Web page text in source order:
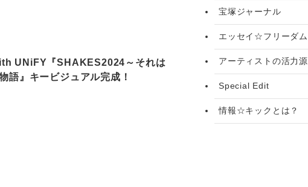
UNiFY『SHAKES2024～それは
語』キービジュアル完成！
宝塚ジャーナル
エッセイ☆フリーダム
アーティストの活力源
Special Edit
情報☆キックとは？